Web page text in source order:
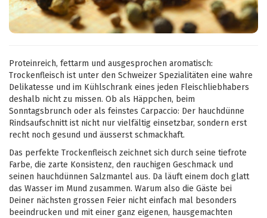
Proteinreich, fettarm und ausgesprochen aromatisch:
Trockenfleisch ist unter den Schweizer Spezialitäten eine wahre
Delikatesse und im Kühlschrank eines jeden Fleischliebhabers
deshalb nicht zu missen. Ob als Häppchen, beim
Sonntagsbrunch oder als feinstes Carpaccio: Der hauchdünne
Rindsaufschnitt ist nicht nur vielfältig einsetzbar, sondern erst
recht noch gesund und äusserst schmackhaft.
Das perfekte Trockenfleisch zeichnet sich durch seine tiefrote
Farbe, die zarte Konsistenz, den rauchigen Geschmack und
seinen hauchdünnen Salzmantel aus. Da läuft einem doch glatt
das Wasser im Mund zusammen. Warum also die Gäste bei
Deiner nächsten grossen Feier nicht einfach mal besonders
beeindrucken und mit einer ganz eigenen, hausgemachten